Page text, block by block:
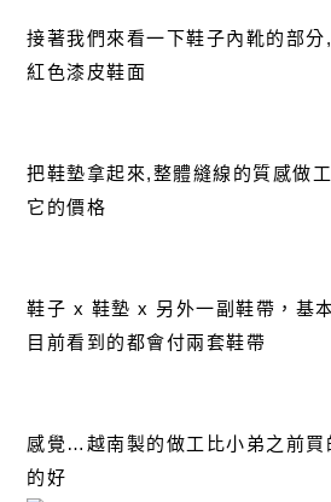
接著我們來看一下鞋子內靴的部
紅色漆皮鞋面
把鞋墊拿起來,整體縫線的質感做
它的價格
鞋子 x 鞋墊 x 另外一副鞋帶，基
目前看到的都會付兩套鞋帶
感覺…越南製的做工比小弟之前買
的好